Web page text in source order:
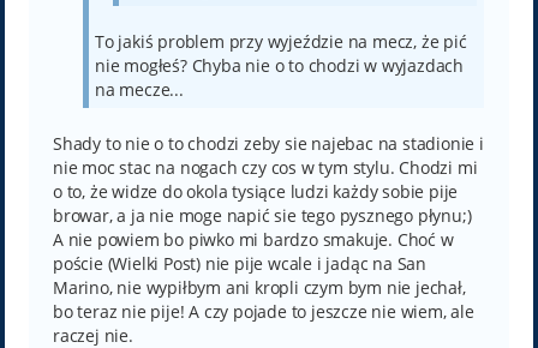
To jakiś problem przy wyjeździe na mecz, że pić
nie mogłeś? Chyba nie o to chodzi w wyjazdach
na mecze...
Shady to nie o to chodzi zeby sie najebac na stadionie i
nie moc stac na nogach czy cos w tym stylu. Chodzi mi
o to, że widze do okola tysiące ludzi każdy sobie pije
browar, a ja nie moge napić sie tego pysznego płynu;)
A nie powiem bo piwko mi bardzo smakuje. Choć w
poście (Wielki Post) nie pije wcale i jadąc na San
Marino, nie wypiłbym ani kropli czym bym nie jechał,
bo teraz nie pije! A czy pojade to jeszcze nie wiem, ale
raczej nie.